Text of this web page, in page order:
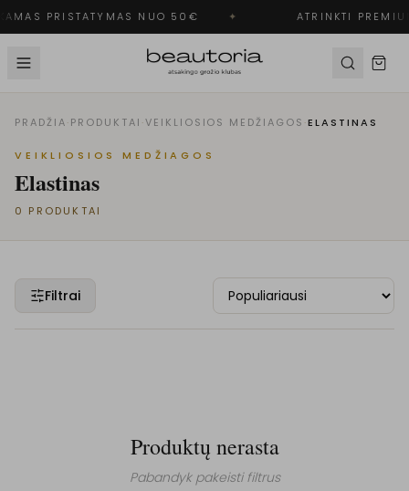
PRISTATYMAS NUO 50€ ✦ ATRINKTI
PRADŽIA·PRODUKTAI ·VEIKLIOSIOS MEDŽIAGOS ·ELASTINAS
VEIKLIOSIOS MEDŽIAGOS
Elastinas
0 PRODUKTAI
Filtrai
Produktų nerasta
Pabandyk pakeisti filtrus